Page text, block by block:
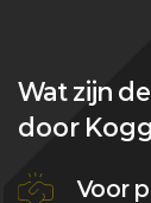
Wat zijn
door
Voor